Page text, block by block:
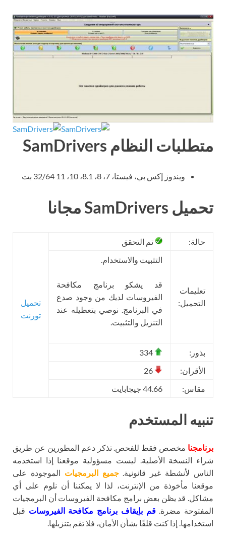
متطلبات النظام SamDrivers
ويندوز إكس بي، فيستا، 7، 8، 8.1، 10، 11 32/64 بت
تحميل SamDrivers مجانا
حالة: تم التحقق
تحميل
تورنت
تعليمات
التحميل:
التثبيت والاستخدام.
قد يشكو برنامج مكافحة
الفيروسات لديك من وجود صدع
في البرنامج. نوصي بتعطيله عند
التنزيل والتثبيت.
بذور:
الأقران:
مقاس:
44.66 جيجابايت
تنبيه المستخدم
برنامجنا مخصص فقط للفحص. تذكر دعم المطورين عن طريق
شراء النسخة الأصلية. ليست مسؤولية موقعنا إذا استخدمه
الناس لأنشطة غير قانونية.جميع البرمجيات الموجودة على
موقعنا مأخوذة من الإنترنت، لذا لا يمكننا أن نلوم على أي
مشاكل. قد يظن بعض برامج مكافحة الفيروسات أن البرمجيات
المفتوحة مضرة.قم بإيقاف برنامج مكافحة الفيروسات قبل
استخدامها. إذا كنت قلقًا بشأن الأمان، فلا تقم بتنزيلها.